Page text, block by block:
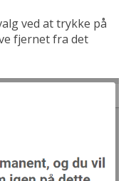
ved at trykke på
fjernet fra det